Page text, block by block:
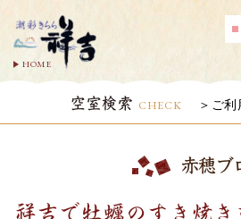
HOME
空室検索 CHECK ご
赤穂ブ
祥吉で牡蠣のすき焼き